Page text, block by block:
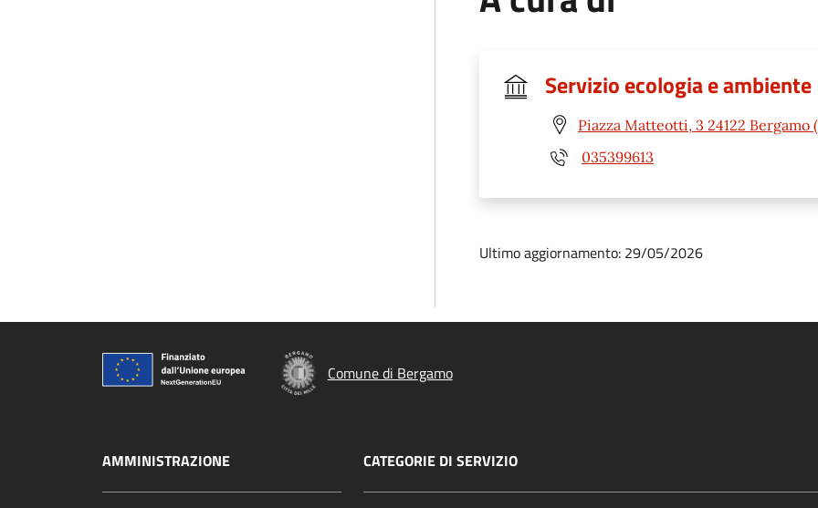
Servizio ecologia e ambiente
Piazza Matteotti, 3 24122 Bergamo
035399613
Ultimo aggiornamento: 29/05/2026
Comune di Bergamo
AMMINISTRAZIONE CATEGORIE DI SERVIZIO